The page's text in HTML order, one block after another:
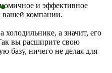
и эффективное
вашей компании.
холодильнике, а значит, его
вы расширите свою
базу, ничего не делая для